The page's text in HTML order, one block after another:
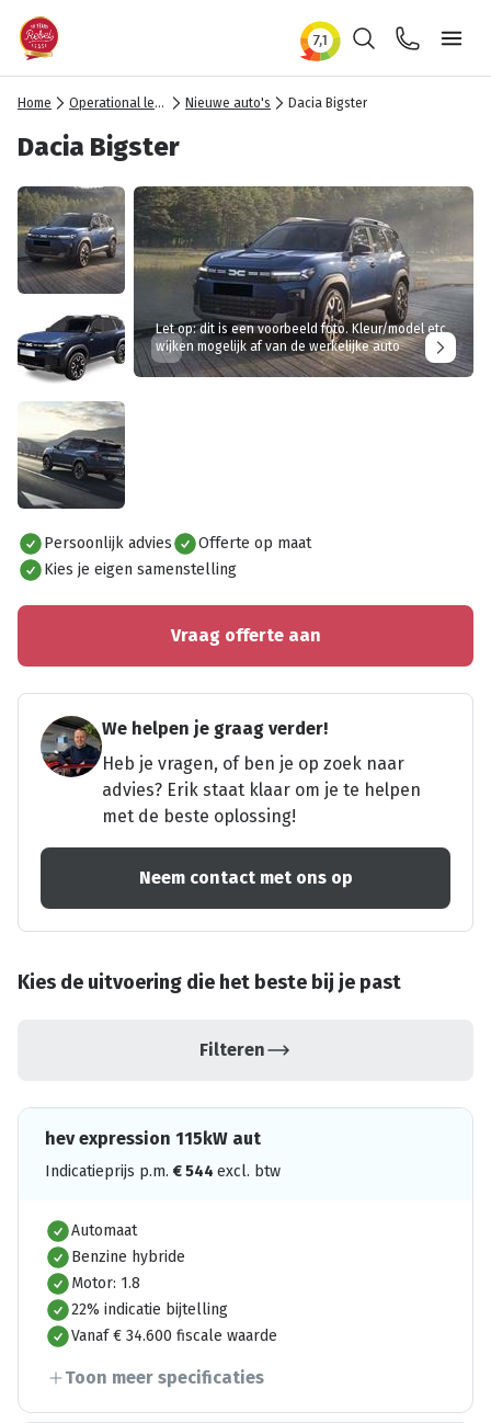
ZoekenContact
Home Operational lease Nieuwe auto's Dacia Bigster
Dacia Bigster
Alles bekijken
Let op: dit is een voorbeeld foto. Kleur/model etc
wijken mogelijk af van de werkelijke auto
Persoonlijk advies
Offerte op maat
Kies je eigen samenstelling
Vraag offerte aan
We helpen je graag verder!
Heb je vragen, of ben je op zoek naar
advies? Erik staat klaar om je te helpen
met de beste oplossing!
Neem contact met ons op
Kies de uitvoering die het beste bij je past
Filteren
hev expression 115kW aut
Indicatieprijs p.m. €544 excl. btw
Automaat
Benzine hybride
Motor: 1.8
22% indicatie bijtelling
Vanaf € 34.600 fiscale waarde
Toon meer specificaties